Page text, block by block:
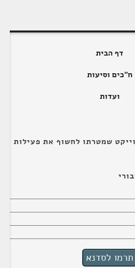
דף הבית
ח"כים וסיעות
ועדות
שמטרתו לחשוף את פעילות